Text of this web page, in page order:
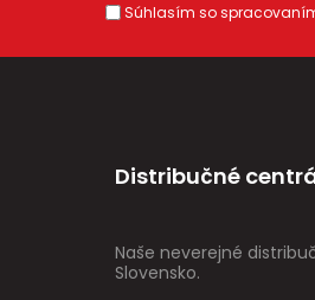
Súhlasím so
Distribučné
Naše neverejné
Slovensko.